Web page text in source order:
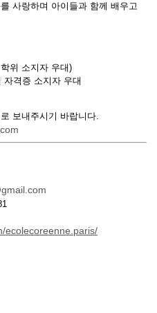
사랑하며 아이들과 함께 배우고
위 소지자 우대)
자격증 소지자 우대
보내주시기 바랍니다.
ecolecoreenne.paris/